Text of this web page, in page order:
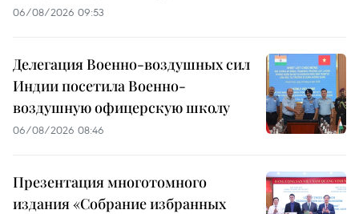
06/08/2026 09:53
Делегация Военно-воздушных сил
Индии посетила Военно-
воздушную офицерскую школу
06/08/2026 08:46
Презентация многотомного
издания «Собрание избранных